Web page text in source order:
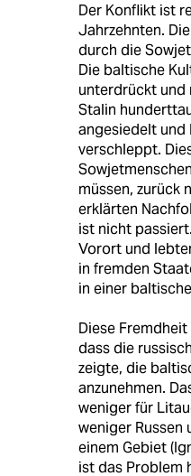
Der Konflikt ist
Jahrzehnten.
durch die
Die baltische
unterdrückt und
Stalin
angesiedelt und
verschleppt.
müssen, zurück
erklärten
ist nicht
Vorort und
in fremden
in einer
Diese
dass die
zeigte, die
anzunehmen.
weniger für
weniger Russen
einem Gebiet
ist das Problem